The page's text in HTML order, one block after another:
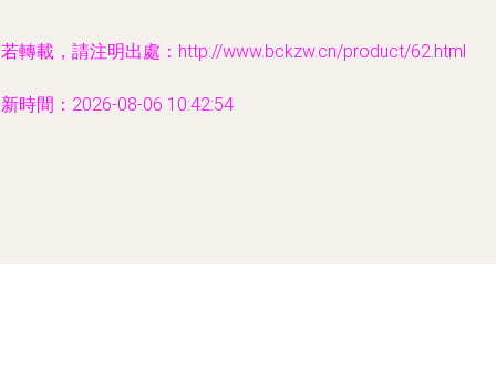
轉載，請注明出處：http://www.bckzw.cn/product/62.html
時間：2026-08-06 10:42:54